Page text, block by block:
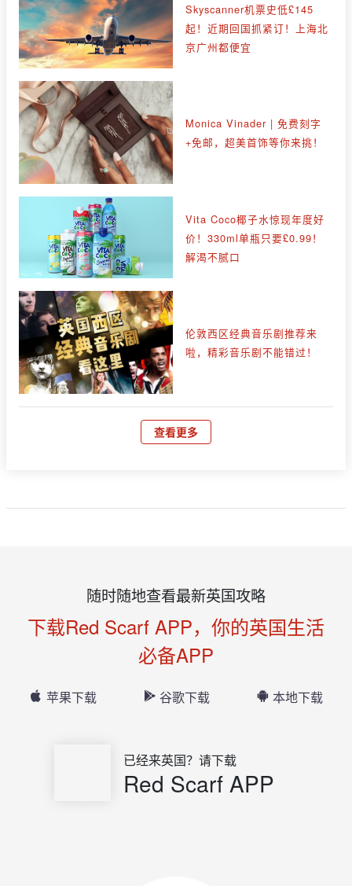
Skyscanner机票史低£145
起！近期回国抓紧订！上海北
京广州都便宜
Monica Vinader | 免费刻字
+免邮，超美首饰等你来挑！
Vita Coco椰子水惊现年度好
价！330ml单瓶只要£0.99！
解渴不腻口
伦敦西区经典音乐剧推荐来
啦，精彩音乐剧不能错过！
查看更多
随时随地查看最新英国攻略
下载Red Scarf APP，你的英国生活
必备APP
苹果下载 谷歌下载 本地下载
已经来英国？请下载
Red Scarf APP